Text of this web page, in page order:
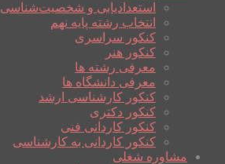
استعدادیابی و شخصیت‌شناسی
انتخاب رشته پایه نهم
کنکور سراسری
کنکور هنر
معرفی رشته ها
معرفی دانشگاه ها
کنکور کارشناسی ارشد
کنکور دکتری
کنکور کاردانی فنی
کنکور کاردانی به کارشناسی
مشاوره شغلی